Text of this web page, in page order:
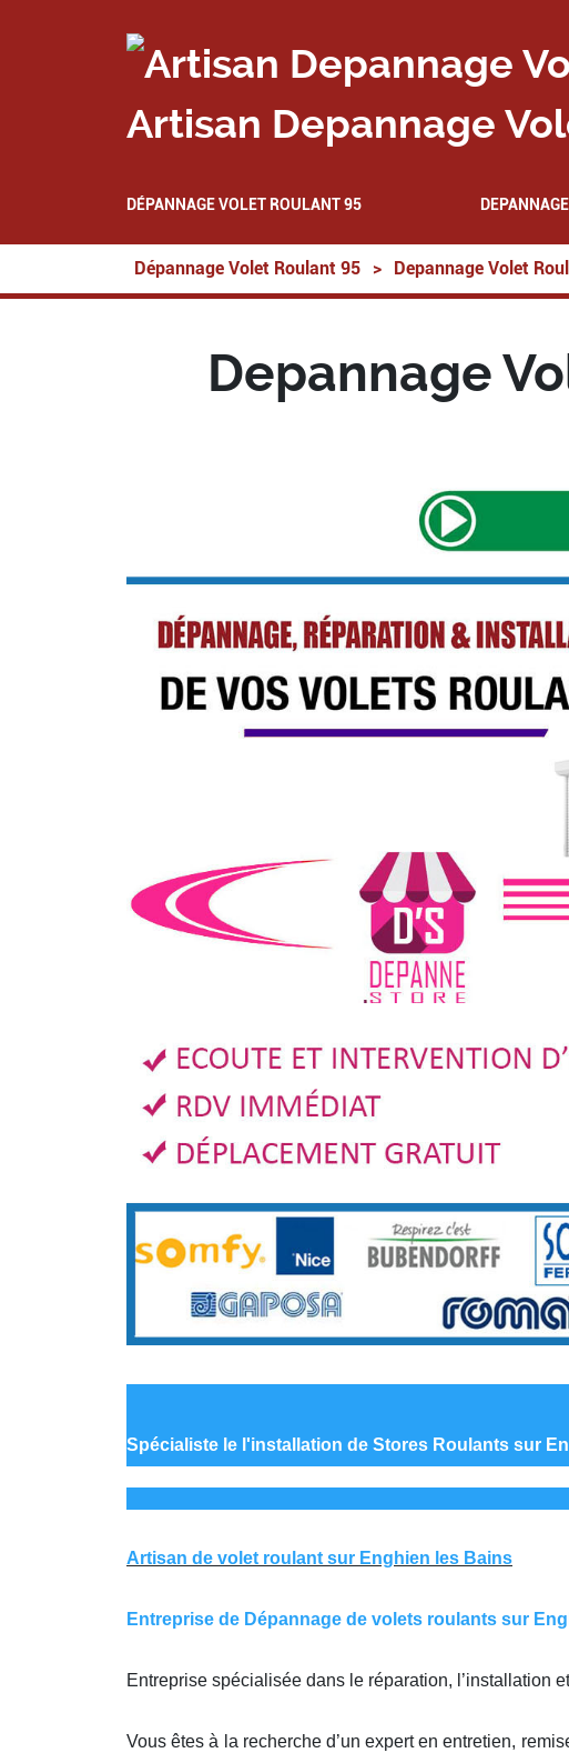
Artisan Depannage
DÉPANNAGE VOLET ROULANT 95
Dépannage Volet Roulant 95 > Depannage Volet
Depannage
Spécialiste le l'installation de Stores Roulants sur
Artisan de volet roulant sur Enghien les Bains
Entreprise de Dépannage de volets roulants sur
Entreprise spécialisée dans le réparation, l’installation
Vous êtes à la recherche d’un expert en entretien,